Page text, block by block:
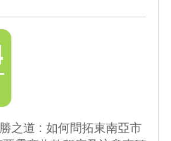
之道 : 如何問拓東南亞市